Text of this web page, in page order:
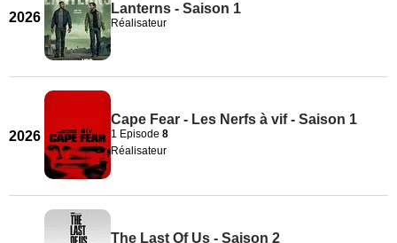
2026
Lanterns - Saison 1
Réalisateur
2026
Cape Fear - Les Nerfs à vif - Saison 1
1 Episode 8
Réalisateur
The Last Of Us - Saison 2